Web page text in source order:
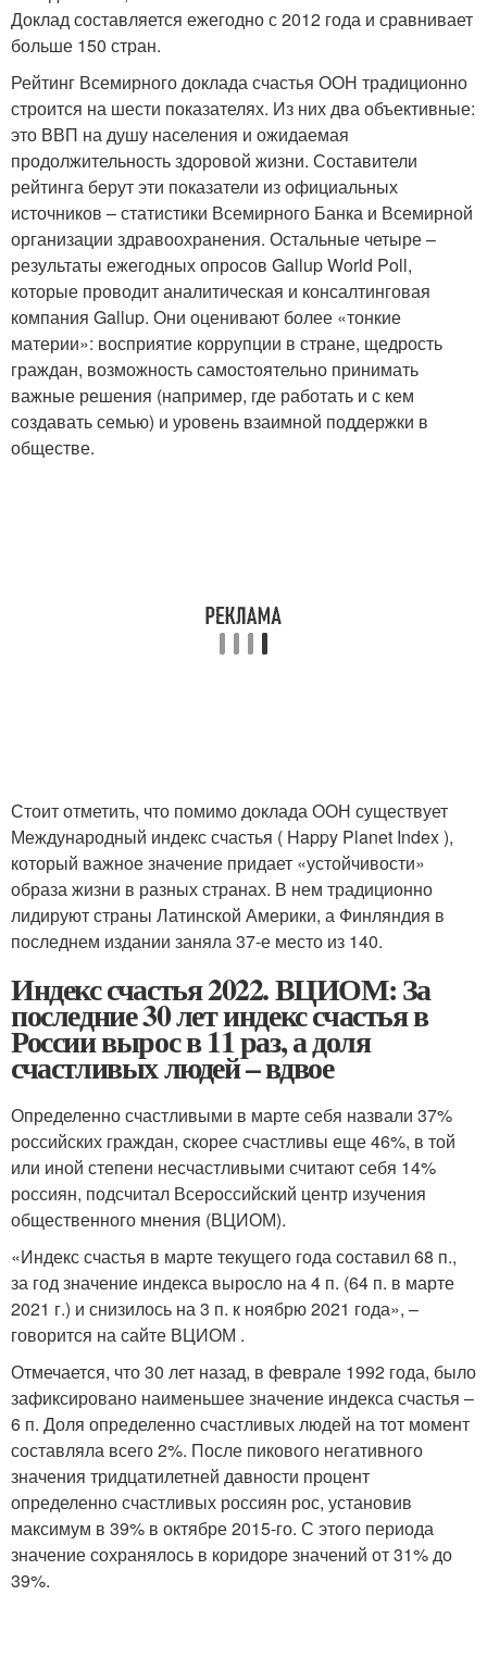
Доклад составляется ежегодно с 2012 года и сравнивает
больше 150 стран.
Рейтинг Всемирного доклада счастья ООН традиционно
строится на шести показателях. Из них два объективные:
это ВВП на душу населения и ожидаемая
продолжительность здоровой жизни. Составители
рейтинга берут эти показатели из официальных
источников – статистики Всемирного Банка и Всемирной
организации здравоохранения. Остальные четыре –
результаты ежегодных опросов Gallup World Poll,
которые проводит аналитическая и консалтинговая
компания Gallup. Они оценивают более «тонкие
материи»: восприятие коррупции в стране, щедрость
граждан, возможность самостоятельно принимать
важные решения (например, где работать и с кем
создавать семью) и уровень взаимной поддержки в
обществе.
Стоит отметить, что помимо доклада ООН существует
Международный индекс счастья ( Happy Planet Index ),
который важное значение придает «устойчивости»
образа жизни в разных странах. В нем традиционно
лидируют страны Латинской Америки, а Финляндия в
последнем издании заняла 37-е место из 140.
Индекс счастья 2022. ВЦИОМ: За
последние 30 лет индекс счастья в
России вырос в 11 раз, а доля
счастливых людей – вдвое
Определенно счастливыми в марте себя назвали 37%
российских граждан, скорее счастливы еще 46%, в той
или иной степени несчастливыми считают себя 14%
россиян, подсчитал Всероссийский центр изучения
общественного мнения (ВЦИОМ).
«Индекс счастья в марте текущего года составил 68 п.,
за год значение индекса выросло на 4 п. (64 п. в марте
2021 г.) и снизилось на 3 п. к ноябрю 2021 года», –
говорится на сайте ВЦИОМ .
Отмечается, что 30 лет назад, в феврале 1992 года, было
зафиксировано наименьшее значение индекса счастья –
6 п. Доля определенно счастливых людей на тот момент
составляла всего 2%. После пикового негативного
значения тридцатилетней давности процент
определенно счастливых россиян рос, установив
максимум в 39% в октябре 2015-го. С этого периода
значение сохранялось в коридоре значений от 31% до
39%.